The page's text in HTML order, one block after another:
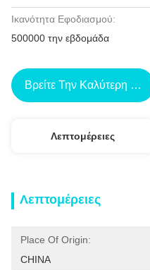
Ικανότητα Εφοδιασμού:
500000 την εβδομάδα
Βρείτε Την Καλύτερη Τιμή
Λεπτομέρειες
Λεπτομέρειες
Place Of Origin:
CHINA